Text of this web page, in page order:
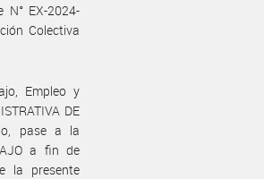
N° EX-2024-
Colectiva
Empleo y
DE
pase a la
a fin de
la presente